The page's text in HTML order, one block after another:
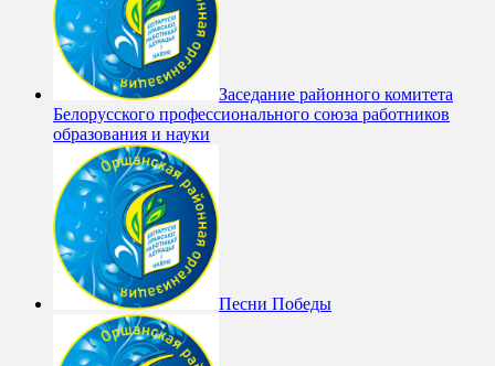
Заседание районного комитета
Белорусского профессионального союза работников
образования и науки
Песни Победы